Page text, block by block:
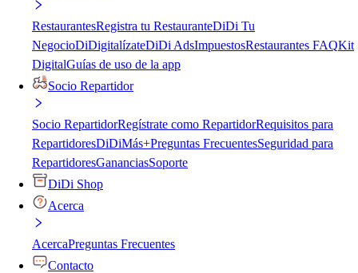
RestaurantesRegistra tu RestauranteDiDi Tu
NegocioDiDigitalízateDiDi AdsImpuestosRestaurantes FAQKit
DigitalGuías de uso de la app
Socio Repartidor
Socio RepartidorRegístrate como RepartidorRequisitos para
RepartidoresDiDiMás+Preguntas FrecuentesSeguridad para
RepartidoresGananciasSoporte
DiDi Shop
Acerca
AcercaPreguntas Frecuentes
Contacto